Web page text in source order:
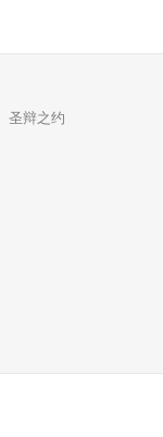
圣辩之约